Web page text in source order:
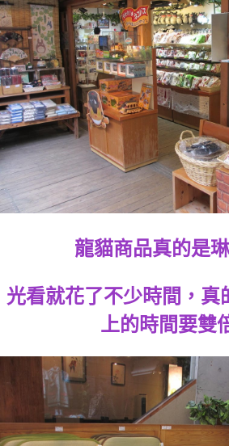
龍貓商品真的是
光看就花了不少時間，真
上的時間要雙